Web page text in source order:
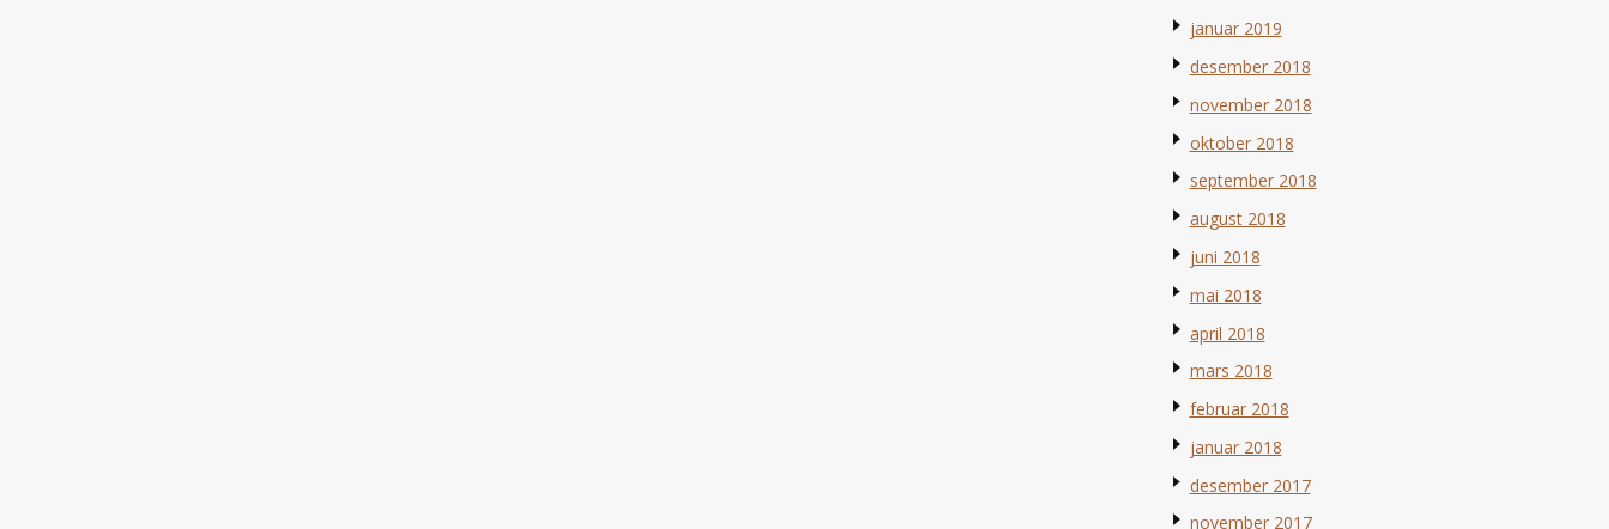
januar 2019
desember 2018
november 2018
oktober 2018
september 2018
august 2018
juni 2018
mai 2018
april 2018
mars 2018
februar 2018
januar 2018
desember 2017
november 2017